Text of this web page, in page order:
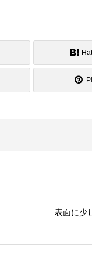
表面に少